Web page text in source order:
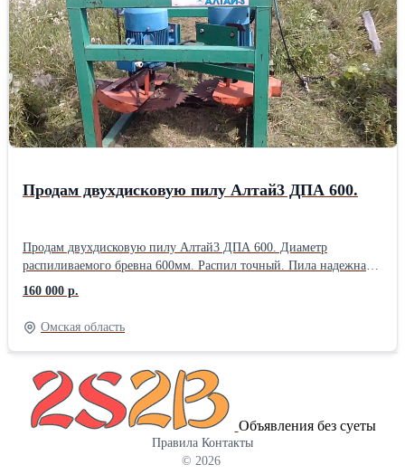
мешок. В комплекте: - 3 комплекта ножей - шлифовальный
станок для правки ножей. - комплект новых приводных ремней
на ротор. (На дробилке стоят родные, купили на всякий случай)
- Полозья для перемещения дробилки буксиром Вес нетто 1200
кг Особенность: реальная производительность и нормальная
работа обеспечивается только острыми ножами. Ножи подлежат
заточке каждые 5-8 часов работы. Стоимость услуг по заточке
800 руб. один нож. (Очень дорого). С дробилкой прилагается
специальный станок для заточки ножей.
Продам двухдисковую пилу Алтай3 ДПА 600.
Продам двухдисковую пилу Алтай3 ДПА 600. Диаметр
распиливаемого бревна 600мм. Распил точный. Пила надежная,
простая не требует специальных познаний. Длина рельс
10метров.Максимальная длина распиливаемог бревна 8метров.
Усовершенсовован механизм зажима бревна. Усилены кожухи
пил, которые являются основной причиной порчи победитовых
напаек. Цена 240 000 руб. Торг уместен. В дополнение
предлагаем комплект пил 15000,00 руб. Запасной
электродвигатель 15000,00 руб.
160 000 р.
Омская область
Объявления без суеты
Правила Контакты
© 2026